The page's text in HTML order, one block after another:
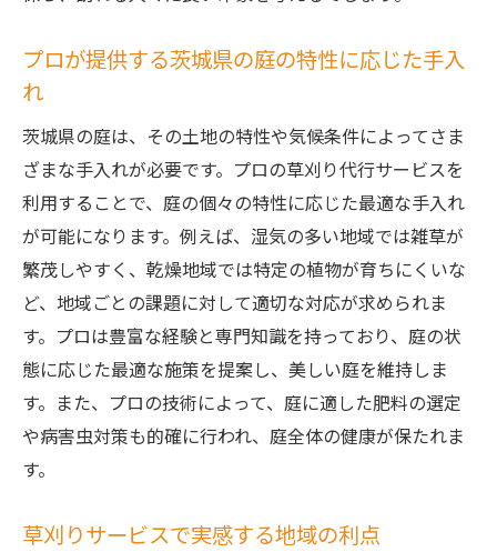
プロが提供する茨城県の庭の特性に応じた手入
れ
茨城県の庭は、その土地の特性や気候条件によってさま
ざまな手入れが必要です。プロの草刈り代行サービスを
利用することで、庭の個々の特性に応じた最適な手入れ
が可能になります。例えば、湿気の多い地域では雑草が
繁茂しやすく、乾燥地域では特定の植物が育ちにくいな
ど、地域ごとの課題に対して適切な対応が求められま
す。プロは豊富な経験と専門知識を持っており、庭の状
態に応じた最適な施策を提案し、美しい庭を維持しま
す。また、プロの技術によって、庭に適した肥料の選定
や病害虫対策も的確に行われ、庭全体の健康が保たれま
す。
草刈りサービスで実感する地域の利点